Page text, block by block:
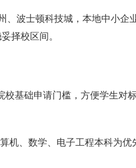
、波士顿科技城，本地中小企
择校区间。
基础申请门槛，方便学生对
机、数学、电子工程本科为优